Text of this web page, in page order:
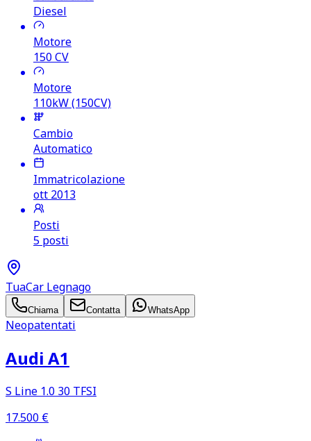
Diesel
Motore
150CV
Motore
110kW (150CV)
Cambio
Automatico
Immatricolazione
ott 2013
Posti
5 posti
TuaCar Legnago
Chiama Contatta WhatsApp
Neopatentati
Audi A1
S Line 1.0 30 TFSI
17.500 €